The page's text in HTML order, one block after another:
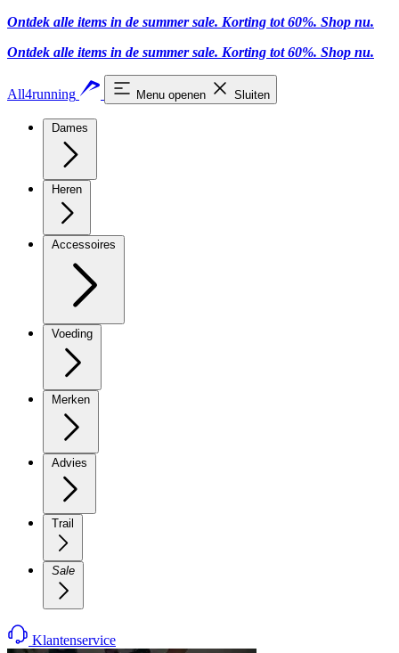
Ontdek alle items in de summer sale. Korting tot 60%. Shop nu.
Ontdek alle items in de summer sale. Korting tot 60%. Shop nu.
All4running Menu openen Sluiten
Dames
Heren
Accessoires
Voeding
Merken
Advies
Trail
Sale
Klantenservice